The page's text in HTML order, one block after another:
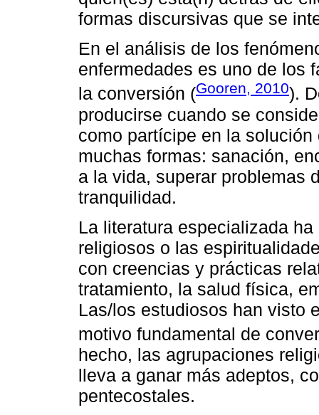
formas discursivas que se
En el análisis de los
enfermedades es uno de los
la conversión (Gooren, 2010).
producirse cuando se
como partícipe en la
muchas formas: sanación,
a la vida, superar problemas
tranquilidad.
La literatura especializada
religiosos o las
con creencias y prácticas
tratamiento, la salud física,
Las/los estudiosos han visto
motivo fundamental de
hecho, las agrupaciones
lleva a ganar más adeptos,
pentecostales.